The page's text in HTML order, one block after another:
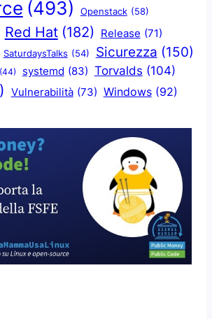
(493) Openstack (58)
Red Hat (182) Release (71)
SaturdaysTalks (54) Sicurezza (150)
(44) systemd (83) Torvalds (104)
Vulnerabilità (73) Windows (92)